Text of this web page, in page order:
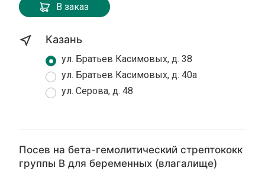
В заказ
Казань
ул. Братьев Касимовых, д. 38
ул. Братьев Касимовых, д. 40а
ул. Серова, д. 48
Посев на бета-гемолитический стрептококк
группы В для беременных (влагалище)